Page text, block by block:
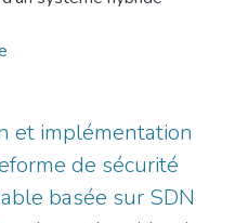
(photovoltaÔque–Èolien
Tlemcen, Algérie.
est de réduire la
l’efficacité
et implémentation
de sécurité
basée sur SDN